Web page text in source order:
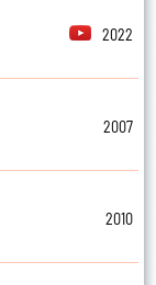
2022
2007
2010